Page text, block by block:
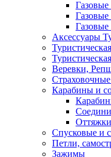
Газовые
Аксессуары
Веревки,
Карабины и
Оттяжки
Спусковые и
Петли,
Зажимы